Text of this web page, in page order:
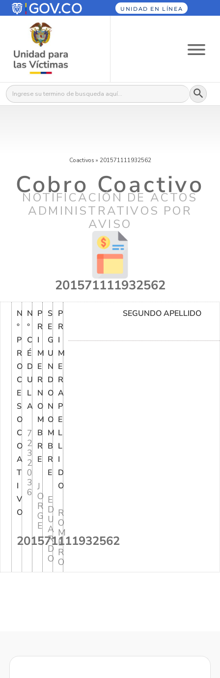
UNIDAD EN LÍNEA
Buscar: Botón
Coactivos » 201571111932562
Cobro Coactivo
NOTIFICACIÓN DE ACTOS
ADMINISTRATIVOS POR
AVISO
201571111932562
N
°
P
R
O
C
E
S
O
C
O
A
T
I
V
O
201571111932562
N
°
C
É
D
U
L
A
7
2
3
2
0
3
6
P
R
I
M
E
R
N
O
M
B
R
E
J
O
R
G
E
S
E
G
U
N
D
O
N
O
M
B
R
E
E
D
U
A
R
D
O
P
R
I
M
E
R
A
P
E
L
L
I
D
O
R
O
M
E
R
O
SEGUNDO APELLIDO